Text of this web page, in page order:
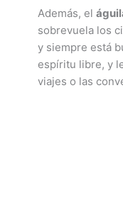
Además, el
sobrevuela los
y siempre está
espíritu libre, y
viajes o las